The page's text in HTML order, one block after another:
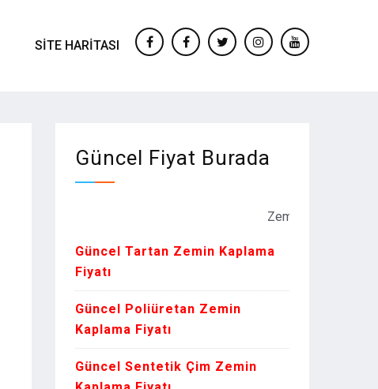
SITE HARITASI
facebookFacebooktwitterinstagramyoutube
Güncel Fiyat Burada
Zemin Kaplama
Güncel Tartan Zemin Kaplama
Fiyatı
Güncel Poliüretan Zemin
Kaplama Fiyatı
Güncel Sentetik Çim Zemin